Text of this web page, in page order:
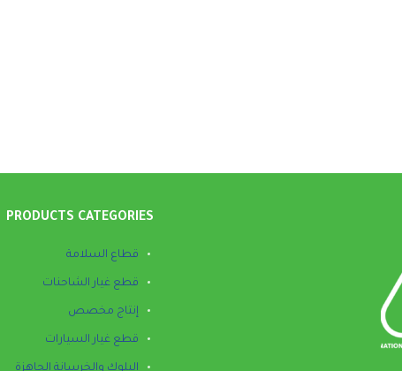
PRODUCTS CATEGORIES
قطاع السلامة
قطع غيار الشاحنات
إنتاج مخصص
قطع غيار السيارات